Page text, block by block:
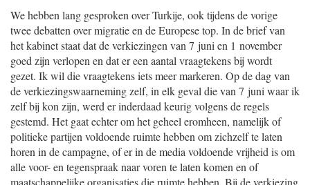
We hebben lang gesproken over Turkije, ook tijdens de vorige
twee debatten over migratie en de Europese top. In de brief van
het kabinet staat dat de verkiezingen van 7 juni en 1 november
goed zijn verlopen en dat er een aantal vraagtekens bij wordt
gezet. Ik wil die vraagtekens iets meer markeren. Op de dag van
de verkiezingswaarneming zelf, in elk geval die van 7 juni waar ik
zelf bij kon zijn, werd er inderdaad keurig volgens de regels
gestemd. Het gaat echter om het geheel eromheen, namelijk of
politieke partijen voldoende ruimte hebben om zichzelf te laten
horen in de campagne, of er in de media voldoende vrijheid is om
alle voor- en tegenspraak naar voren te laten komen en of
maatschappelijke organisaties die ruimte hebben. Bij de verkiezing